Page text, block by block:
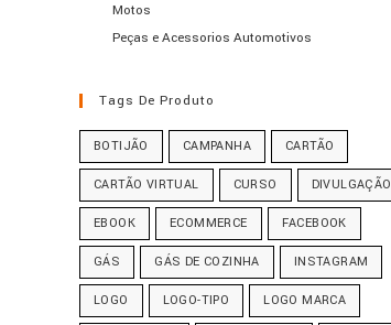
Motos
Peças e Acessorios Automotivos
Tags De Produto
BOTIJÃO CAMPANHA CARTÃO
CARTÃO VIRTUAL CURSO DIVULGAÇÃO
EBOOK ECOMMERCE FACEBOOK
GÁS GÁS DE COZINHA INSTAGRAM
LOGO LOGO-TIPO LOGO MARCA